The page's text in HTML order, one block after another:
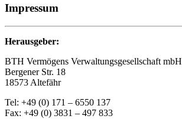
Impressum
Herausgeber:
BTH Vermögens Verwaltungsgesellschaft mbH
Bergener Str. 18
18573 Altefähr
Tel: +49 (0) 171 – 6550 137
Fax: +49 (0) 3831 – 497 833